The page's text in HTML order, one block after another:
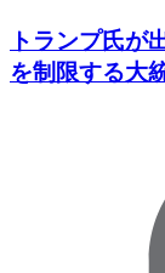
トランプ氏
を制限する大